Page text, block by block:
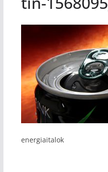
energiaitalok